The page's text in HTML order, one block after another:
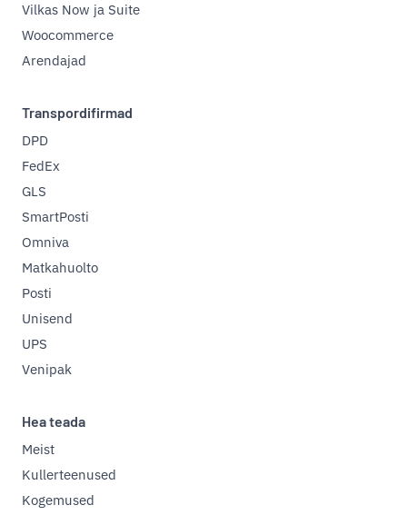
Vilkas Now ja Suite
Woocommerce
Arendajad
Transpordifirmad
DPD
FedEx
GLS
SmartPosti
Omniva
Matkahuolto
Posti
Unisend
UPS
Venipak
Hea teada
Meist
Kullerteenused
Kogemused